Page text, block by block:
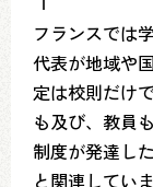
フランスでは
代表が地域や
定は校則だけ
も及び、教員
制度が発達し
と関連してい